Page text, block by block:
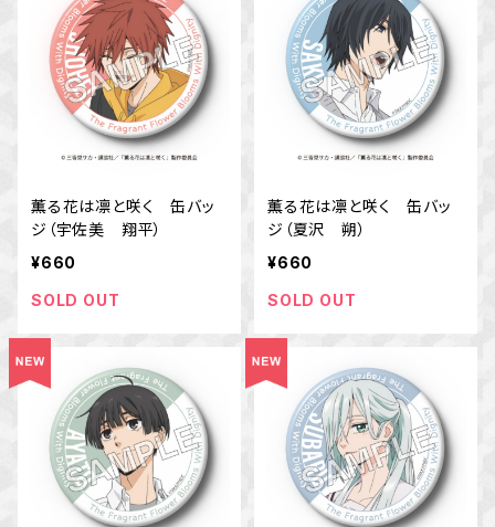
薫る花は凛と咲く 缶バッ
ジ（宇佐美 翔平）
¥660
SOLD OUT
薫る花は凛と咲く 缶バッ
ジ（夏沢 朔）
¥660
SOLD OUT